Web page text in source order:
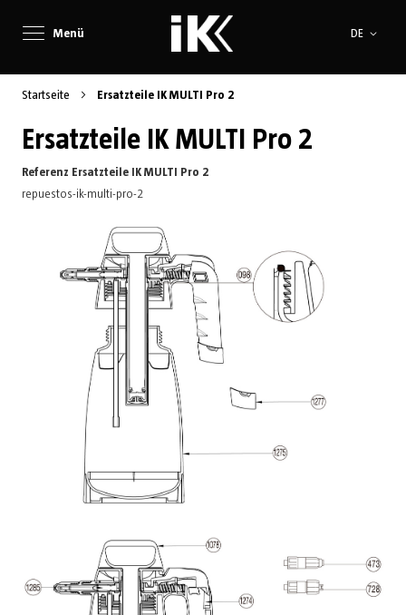
Menü Sprache
DE
Startseite Ersatzteile IK MULTI Pro 2
Ersatzteile IK MULTI Pro 2
Referenz Ersatzteile IK MULTI Pro 2
repuestos-ik-multi-pro-2